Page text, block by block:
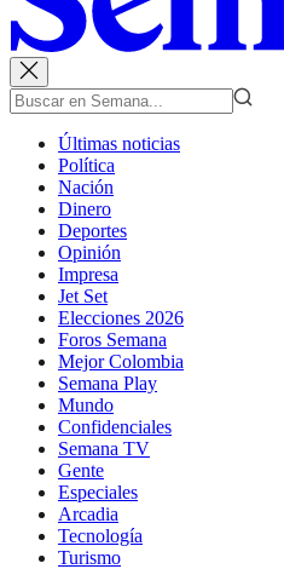
Últimas noticias
Política
Nación
Dinero
Deportes
Opinión
Impresa
Jet Set
Elecciones 2026
Foros Semana
Mejor Colombia
Semana Play
Mundo
Confidenciales
Semana TV
Gente
Especiales
Arcadia
Tecnología
Turismo